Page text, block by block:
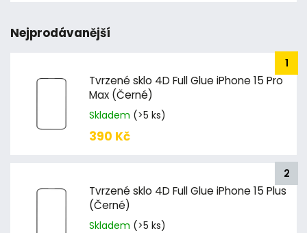
Nejprodávanější
Tvrzené sklo 4D Full Glue iPhone 15 Pro
Max (Černé)
Skladem (>5 ks)
390 Kč
Tvrzené sklo 4D Full Glue iPhone 15 Plus
(Černé)
Skladem (>5 ks)